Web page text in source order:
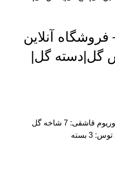
آنلاین
گل|دسته گل|
گل رز هلندی: 7 شاخه گل آنتوریوم قاشقی: 7 شاخه گل